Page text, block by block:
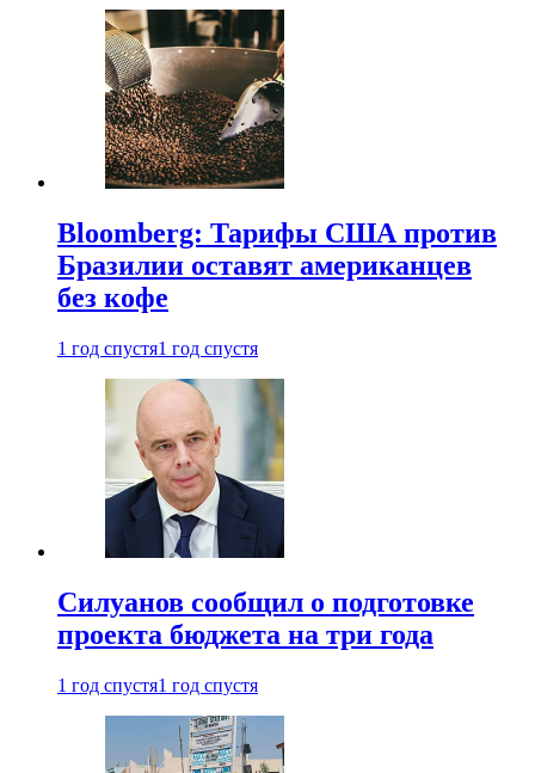
Bloomberg: Тарифы США против
Бразилии оставят американцев
без кофе
1 год спустя1 год спустя
Силуанов сообщил о подготовке
проекта бюджета на три года
1 год спустя1 год спустя